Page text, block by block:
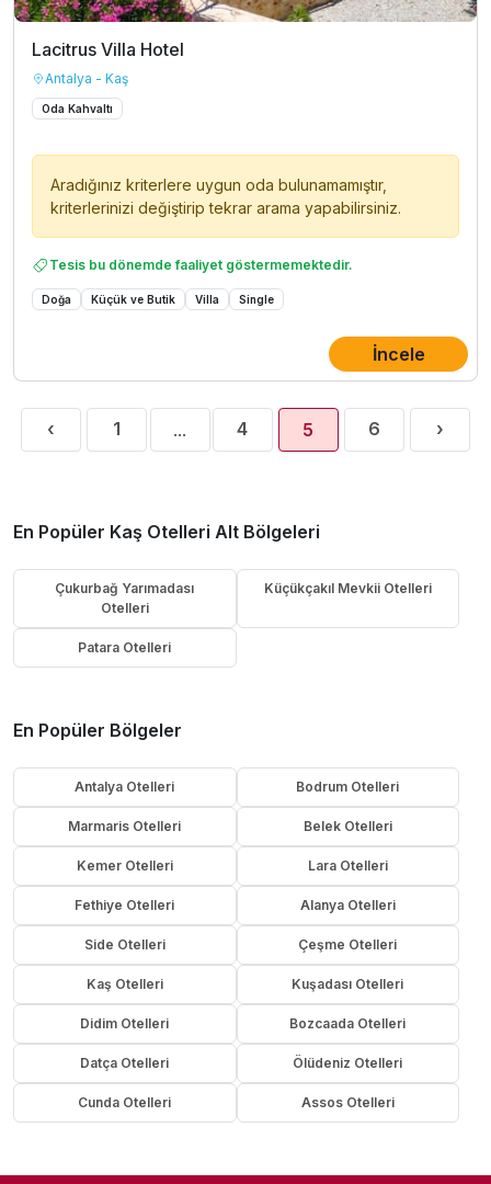
Lacitrus Villa Hotel
Antalya - Kaş
Oda Kahvaltı
Aradığınız kriterlere uygun oda bulunamamıştır,
kriterlerinizi değiştirip tekrar arama yapabilirsiniz.
Tesis bu dönemde faaliyet göstermemektedir.
Doğa Küçük ve Butik Villa Single
İncele
‹ Previous
1 ... 4 5
(current)
6 ›Next
En Popüler Kaş Otelleri Alt Bölgeleri
Çukurbağ Yarımadası
Otelleri
Küçükçakıl Mevkii Otelleri
Patara Otelleri
En Popüler Bölgeler
Antalya Otelleri Bodrum Otelleri
Marmaris Otelleri Belek Otelleri
Kemer Otelleri Lara Otelleri
Fethiye Otelleri Alanya Otelleri
Side Otelleri Çeşme Otelleri
Kaş Otelleri Kuşadası Otelleri
Didim Otelleri Bozcaada Otelleri
Datça Otelleri Ölüdeniz Otelleri
Cunda Otelleri Assos Otelleri